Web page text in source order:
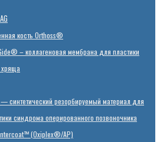
кость Orthoss®
– коллагеновая мембрана для пластики
синтетический резорбируемый материал для
синдрома оперированного позвоночника
(Oxiplex®/AP)